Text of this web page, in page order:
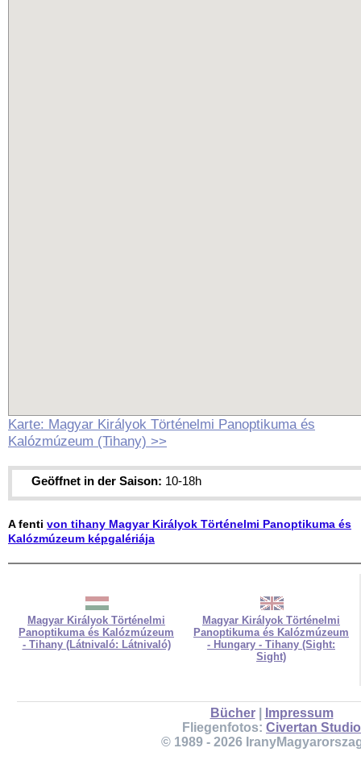
Karte: Magyar Királyok Történelmi Panoptikuma és
Kalózmúzeum (Tihany) >>
Geöffnet in der Saison: 10-18h
A fenti von tihany Magyar Királyok Történelmi Panoptikuma és
Kalózmúzeum képgalériája
Magyar Királyok Történelmi
Panoptikuma és Kalózmúzeum
- Tihany (Látnivaló: Látnivaló)
Magyar Királyok Történelmi
Panoptikuma és Kalózmúzeum
- Hungary - Tihany (Sight:
Sight)
Bücher|
Impressum
Fliegenfotos: Civertan Studio
© 1989 - 2026